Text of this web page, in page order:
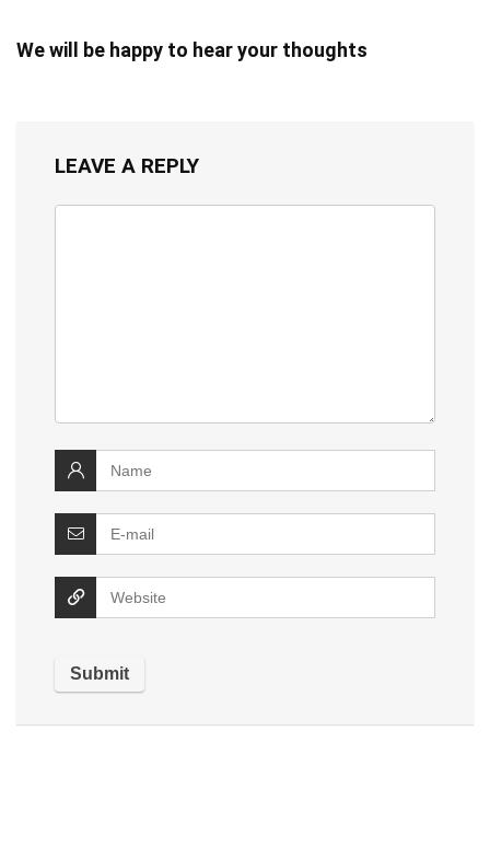
We will be happy to hear your thoughts
LEAVE A REPLY